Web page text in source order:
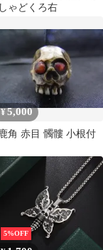
しゃどくろ右
¥5,000
鹿角 赤目 髑髏 小根付
5%OFF